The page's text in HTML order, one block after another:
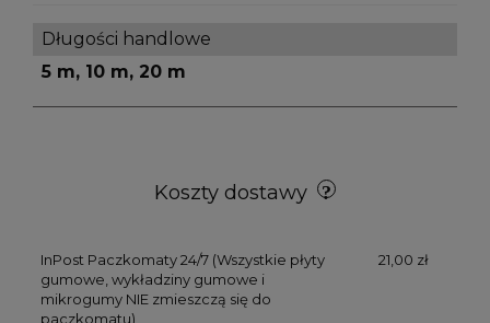
Długości handlowe
5 m, 10 m, 20 m
Koszty dostawy
InPost Paczkomaty 24/7(Wszystkie płyty
gumowe, wykładziny gumowe i
mikrogumy NIE zmieszczą się do
paczkomatu)
21,00 zł